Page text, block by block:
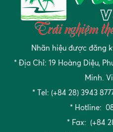
Nhãn hiệu được đăng
* Địa Chỉ: 19 Hoàng Diệu,
Minh.
* Tel: (+84 28) 3943
* Hotline:
* Fax: (+84